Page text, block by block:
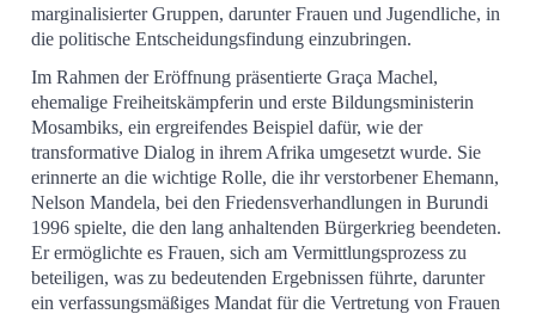
marginalisierter Gruppen, darunter Frauen und Jugendliche, in
die politische Entscheidungsfindung einzubringen.
Im Rahmen der Eröffnung präsentierte Graça Machel,
ehemalige Freiheitskämpferin und erste Bildungsministerin
Mosambiks, ein ergreifendes Beispiel dafür, wie der
transformative Dialog in ihrem Afrika umgesetzt wurde. Sie
erinnerte an die wichtige Rolle, die ihr verstorbener Ehemann,
Nelson Mandela, bei den Friedensverhandlungen in Burundi
1996 spielte, die den lang anhaltenden Bürgerkrieg beendeten.
Er ermöglichte es Frauen, sich am Vermittlungsprozess zu
beteiligen, was zu bedeutenden Ergebnissen führte, darunter
ein verfassungsmäßiges Mandat für die Vertretung von Frauen